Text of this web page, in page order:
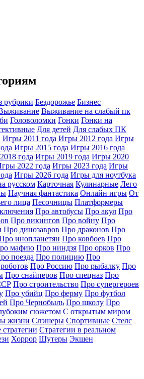
рубрики Бездорожье Бизнес
Выживание на слабый пк
Головоломки Гонки Гонки на
Для детей Для слабых ПК
Игры 2011 года Игры 2012 года Игры
Игры 2015 года Игры 2016 года
года Игры 2019 года Игры 2020
2022 года Игры 2023 года Игры
Игры 2026 года Игры для ноутбука
русском Карточная Кулинарные Лего
Научная фантастика Онлайн игры От
лица Песочницы Платформеры
Про автобусы Про акул Про
Про викингов Про войну Про
Про динозавров Про драконов Про
инопланетян Про ковбоев Про
мафию Про ниндзя Про орков Про
поезда Про полицию Про
Про Россию Про рыбалку Про
Про снайперов Про спецназ Про
Про строительство Про супергероев
Про убийц Про ферму Про футбол
Про Чернобыль Про школу Про
сюжетом С открытым миром
жизни Слэшеры Спортивные Стелс
Стратегии в реальном
Хоррор Шутеры Экшен